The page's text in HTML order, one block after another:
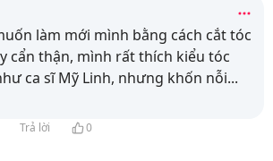
làm mới mình bằng cách cắt tóc
cẩn thận, mình rất thích kiểu tóc
ca sĩ Mỹ Linh, nhưng khốn nỗi...
Trả lời 0